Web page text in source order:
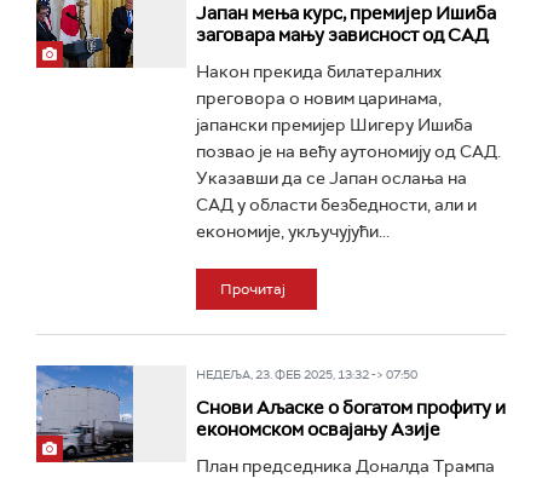
Јапан мења курс, премијер Ишиба
заговара мању зависност од САД
Након прекида билатералних
преговора о новим царинама,
јапански премијер Шигеру Ишиба
позвао је на већу аутономију од САД.
Указавши да се Јапан ослања на
САД у области безбедности, али и
економије, укључујући...
Прочитај
НЕДЕЉА, 23. ФЕБ 2025, 13:32 -> 07:50
Снови Аљаске о богатом профиту и
економском освајању Азије
План председника Доналда Трампа